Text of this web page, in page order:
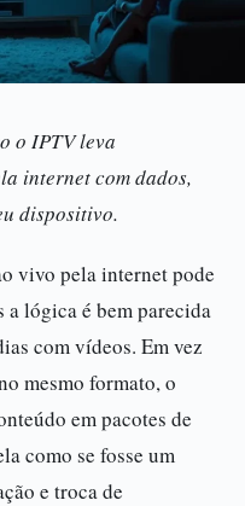
o IPTV leva
internet com dados,
dispositivo.
vivo pela internet pode
a lógica é bem parecida
com vídeos. Em vez
mesmo formato, o
em pacotes de
como se fosse um
e troca de